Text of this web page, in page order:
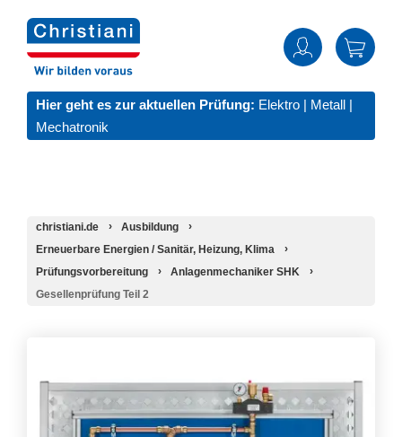
Hier geht es zur aktuellen Prüfung: Elektro | Metall |
Mechatronik
christiani.de
Ausbildung
Erneuerbare Energien / Sanitär, Heizung, Klima
Prüfungsvorbereitung
Anlagenmechaniker SHK
Gesellenprüfung Teil 2